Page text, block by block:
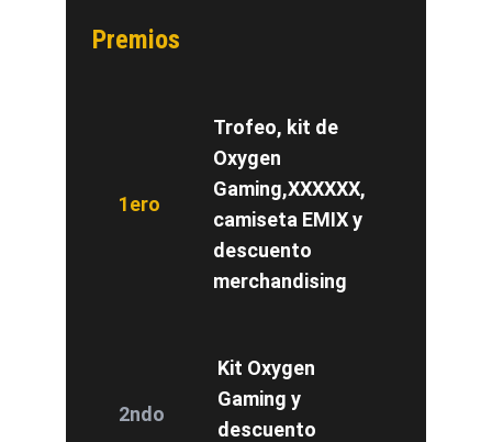
Premios
1ero
Trofeo, kit de
Oxygen
Gaming,XXXXXX,
camiseta EMIX y
descuento
merchandising
2ndo
Kit Oxygen
Gaming y
descuento